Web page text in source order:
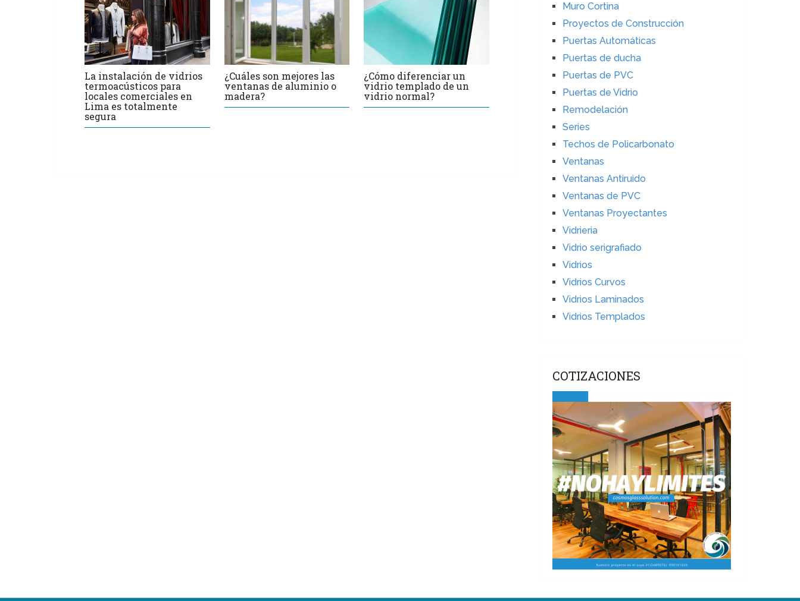
La instalación de vidrios
termoacústicos para
locales comerciales en
Lima es totalmente
segura
¿Cuáles son mejores las
ventanas de aluminio o
madera?
¿Cómo diferenciar un
vidrio templado de un
vidrio normal?
Muro Cortina
Proyectos de Construcción
Puertas Automáticas
Puertas de ducha
Puertas de PVC
Puertas de Vidrio
Remodelación
Series
Techos de Policarbonato
Ventanas
Ventanas Antiruido
Ventanas de PVC
Ventanas Proyectantes
Vidrieria
Vidrio serigrafiado
Vidrios
Vidrios Curvos
Vidrios Laminados
Vidrios Templados
COTIZACIONES